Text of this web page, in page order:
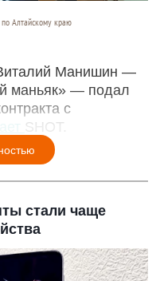
Алтайскому краю
Манишин —
маньяк» — подал
с
SHOT.
стали чаще